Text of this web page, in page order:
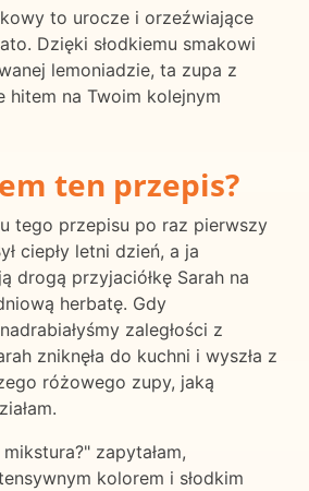
to urocze i orzeźwiające
Dzięki słodkiemu smakowi
lemoniadzie, ta zupa z
hitem na Twoim kolejnym
ten przepis?
tego przepisu po raz pierwszy
ciepły letni dzień, a ja
drogą przyjaciółkę Sarah na
herbatę. Gdy
zaległości z
zniknęła do kuchni i wyszła z
różowego zupy, jaką
zapytałam,
kolorem i słodkim